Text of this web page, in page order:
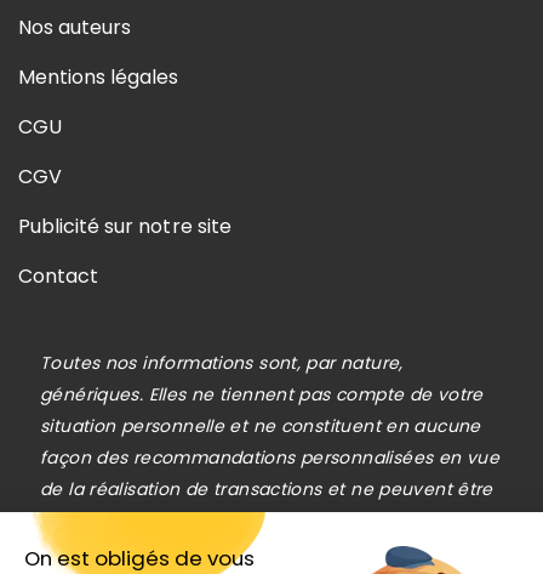
On est obligés de vous
Nos auteurs
Mentions légales
CGU
CGV
Publicité sur notre site
Contact
Toutes nos informations sont, par nature,
génériques. Elles ne tiennent pas compte de votre
situation personnelle et ne constituent en aucune
façon des recommandations personnalisées en vue
de la réalisation de transactions et ne peuvent être
assimilées à une prestation de conseil en
investissement financier, ni à une incitation